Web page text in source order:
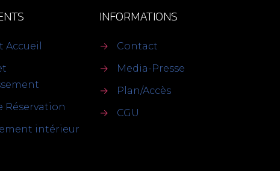
Accueil
Réservation
intérieur
INFORMATIONS
→
Contact
→
Media-Presse
→
Plan/Accès
→
CGU